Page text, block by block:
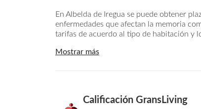
En Albelda de Iregua se puede obtener
enfermedades que afectan la memoria
tarifas de acuerdo al tipo de habitación y
Mostrar más
Calificación GransLiving